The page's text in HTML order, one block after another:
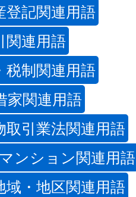
登記関連用語
関連用語
税制関連用語
家関連用語
取引業法関連用語
ンション関連用語
域・地区関連用語